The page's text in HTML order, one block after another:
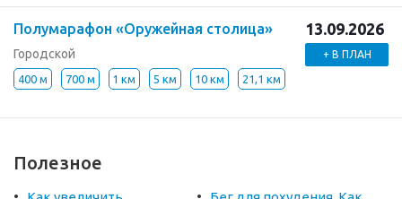
Полумарафон «Оружейная столица»
Городской
400 м 700 м 1 км 5 км 10 км 21,1 км
13.09.2026
+ В ПЛАН
Полезное